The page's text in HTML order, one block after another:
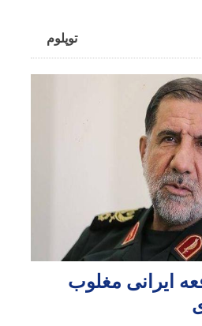
توپلوم
۱۰۶ دفعه ایرانی مغلوب